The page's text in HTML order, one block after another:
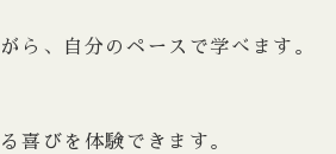
ら、自分のペースで学べます。
喜びを体験できます。